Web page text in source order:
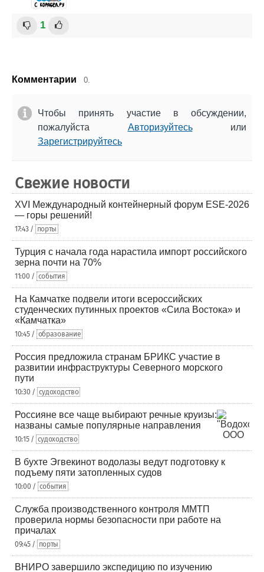
1
Комментарии 0.
Чтобы принять участие в обсуждении,
пожалуйста Авторизуйтесьили
Зарегистрируйтесь
Свежие новости
XVI Международный контейнерный форум ESE-2026
— горы решений!
17:43 / порты
Турция с начала года нарастила импорт российского
зерна почти на 70%
11:00 / события
На Камчатке подвели итоги всероссийских
студенческих путинных проектов «Сила Востока» и
«Камчатка»
10:45 / образование
Россия предложила странам БРИКС участие в
развитии инфраструктуры Северного морского
пути
10:30 / судоходство
Россияне все чаще выбирают речные круизы:
названы самые популярные направления
10:15 / судоходство
В бухте Эгвекинот водолазы ведут подготовку к
подъему пяти затопленных судов
10:00 / события
Служба производственного контроля ММТП
проверила нормы безопасности при работе на
причалах
09:45 / порты
ВНИРО завершило экспедицию по изучению